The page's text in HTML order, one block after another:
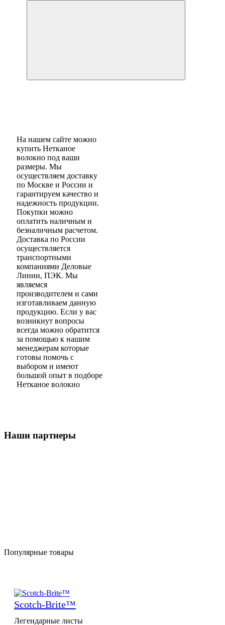
На нашем сайте можно
купить Нетканое
волокно под ваши
размеры. Мы
осуществляем доставку
по Москве и России и
гарантируем качество и
надежность продукции.
Покупки можно
оплатить наличным и
безналичным расчетом.
Доставка по России
осуществляется
транспортными
компаниями Деловые
Линии, ПЭК. Мы
являемся
производителем и сами
изготавливаем данную
продукцию. Если у вас
возникнут вопросы
всегда можно обратится
за помощью к нашим
менеджерам которые
готовы помочь с
выбором и имеют
большой опыт в подборе
Нетканое волокно
Наши партнеры
Популярные товары
Scotch-Brite™
Легендарные листы